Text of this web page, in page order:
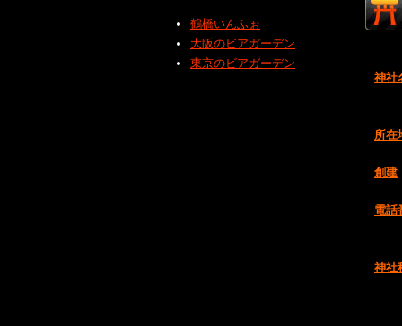
神社
所在
創建
電話
神社
鶴橋いんふぉ
大阪のビアガーデン
東京のビアガーデン